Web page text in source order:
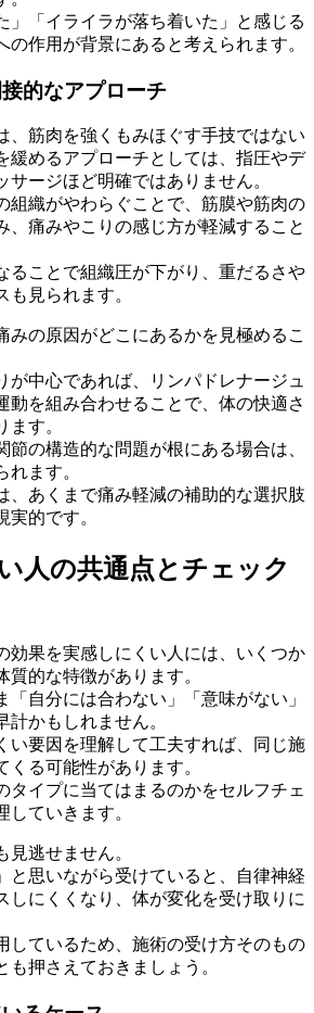
」「イライラが落ち着いた」と感じる
の作用が背景にあると考えられます。
的なアプローチ
、筋肉を強くもみほぐす手技ではない
緩めるアプローチとしては、指圧やデ
サージほど明確ではありません。
組織がやわらぐことで、筋膜や筋肉の
、痛みやこりの感じ方が軽減すること
ることで組織圧が下がり、重だるさや
見られます。
みの原因がどこにあるかを見極めるこ
が中心であれば、リンパドレナージュ
動を組み合わせることで、体の快適さ
ます。
節の構造的な問題が根にある場合は、
れます。
、あくまで痛み軽減の補助的な選択肢
実的です。
人の共通点とチェック
効果を実感しにくい人には、いくつか
的な特徴があります。
「自分には合わない」「意味がない」
計かもしれません。
い要因を理解して工夫すれば、同じ施
る可能性があります。
タイプに当てはまるのかをセルフチェ
していきます。
見逃せません。
と思いながら受けていると、自律神経
しにくくなり、体が変化を受け取りに
しているため、施術の受け方そのもの
も押さえておきましょう。